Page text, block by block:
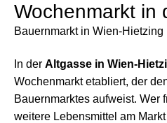
Wochenmarkt in
Bauernmarkt in Wien-Hietzing
In der Altgasse in Wien-
Wochenmarkt etabliert, der
Bauernmarktes aufweist. Wer
weitere Lebensmittel am